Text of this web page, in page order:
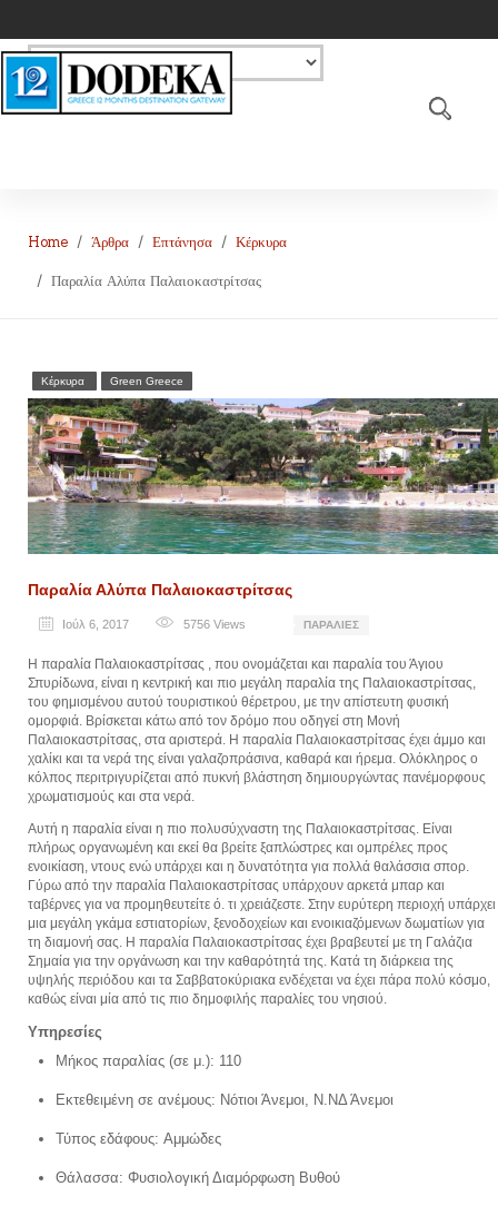
Home Άρθρα Επτάνησα Κέρκυρα
Παραλία Αλύπα Παλαιοκαστρίτσας
Κέρκυρα Green Greece
Παραλία Αλύπα Παλαιοκαστρίτσας
Ιούλ 6, 2017 5756 Views ΠΑΡΑΛΊΕΣ
Η παραλία Παλαιοκαστρίτσας , που ονομάζεται και παραλία του Άγιου
Σπυρίδωνα, είναι η κεντρική και πιο μεγάλη παραλία της Παλαιοκαστρίτσας,
του φημισμένου αυτού τουριστικού θέρετρου, με την απίστευτη φυσική
ομορφιά. Βρίσκεται κάτω από τον δρόμο που οδηγεί στη Μονή
Παλαιοκαστρίτσας, στα αριστερά. Η παραλία Παλαιοκαστρίτσας έχει άμμο και
χαλίκι και τα νερά της είναι γαλαζοπράσινα, καθαρά και ήρεμα. Ολόκληρος ο
κόλπος περιτριγυρίζεται από πυκνή βλάστηση δημιουργώντας πανέμορφους
χρωματισμούς και στα νερά.
Αυτή η παραλία είναι η πιο πολυσύχναστη της Παλαιοκαστρίτσας. Είναι
πλήρως οργανωμένη και εκεί θα βρείτε ξαπλώστρες και ομπρέλες προς
ενοικίαση, ντους ενώ υπάρχει και η δυνατότητα για πολλά θαλάσσια σπορ.
Γύρω από την παραλία Παλαιοκαστρίτσας υπάρχουν αρκετά μπαρ και
ταβέρνες για να προμηθευτείτε ό. τι χρειάζεστε. Στην ευρύτερη περιοχή υπάρχει
μια μεγάλη γκάμα εστιατορίων, ξενοδοχείων και ενοικιαζόμενων δωματίων για
τη διαμονή σας. Η παραλία Παλαιοκαστρίτσας έχει βραβευτεί με τη Γαλάζια
Σημαία για την οργάνωση και την καθαρότητά της. Κατά τη διάρκεια της
υψηλής περιόδου και τα Σαββατοκύριακα ενδέχεται να έχει πάρα πολύ κόσμο,
καθώς είναι μία από τις πιο δημοφιλής παραλίες του νησιού.
Υπηρεσίες
Μήκος παραλίας (σε μ.): 110
Εκτεθειμένη σε ανέμους: Νότιοι Άνεμοι, Ν.ΝΔ Άνεμοι
Τύπος εδάφους: Αμμώδες
Θάλασσα: Φυσιολογική Διαμόρφωση Bυθού